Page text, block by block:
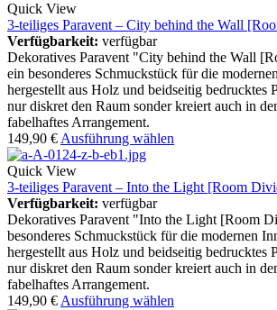
Quick View
3-teiliges Paravent – City behind the Wall
Verfügbarkeit: verfügbar
Dekoratives Paravent "City behind the Wall
ein besonderes Schmuckstück für die
hergestellt aus Holz und beidseitig bedrucktes
nur diskret den Raum sonder kreiert auch in
fabelhaftes Arrangement.
149,90 € Ausführung wählen
Quick View
3-teiliges Paravent – Into the Light [Room
Verfügbarkeit: verfügbar
Dekoratives Paravent "Into the Light [Room
besonderes Schmuckstück für die modernen
hergestellt aus Holz und beidseitig bedrucktes
nur diskret den Raum sonder kreiert auch in
fabelhaftes Arrangement.
149,90 € Ausführung wählen